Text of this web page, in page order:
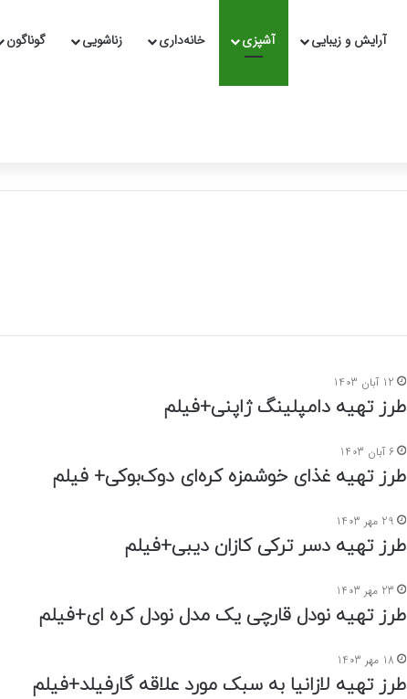
آرایش و زیبایی آشپزی خانه‌داری زناشویی گوناگون
12 آبان 1403
طرز تهیه دامپلینگ ژاپنی+فیلم
6 آبان 1403
طرز تهیه غذای خوشمزه کره‌ای دوک‌بوکی+ فیلم
29 مهر 1403
طرز تهیه دسر ترکی کازان دیبی+فیلم
23 مهر 1403
طرز تهیه نودل قارچی یک مدل نودل کره ای+فیلم
18 مهر 1403
طرز تهیه لازانیا به سبک مورد علاقه گارفیلد+فیلم